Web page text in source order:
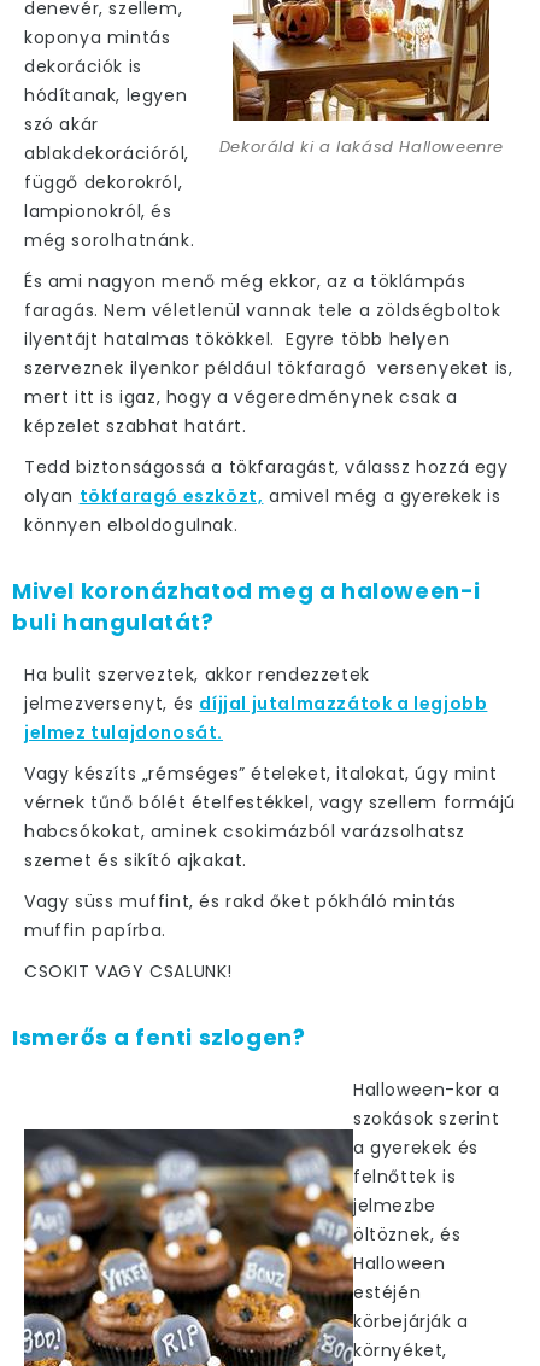
Dekoráld ki a lakásd Halloweenre
denevér, szellem,
koponya mintás
dekorációk is
hódítanak, legyen
szó akár
ablakdekorációról,
függő dekorokról,
lampionokról, és
még sorolhatnánk.
És ami nagyon menő még ekkor, az a töklámpás
faragás. Nem véletlenül vannak tele a zöldségboltok
ilyentájt hatalmas tökökkel. Egyre több helyen
szerveznek ilyenkor például tökfaragó versenyeket is,
mert itt is igaz, hogy a végeredménynek csak a
képzelet szabhat határt.
Tedd biztonságossá a tökfaragást, válassz hozzá egy
olyan tökfaragó eszközt, amivel még a gyerekek is
könnyen elboldogulnak.
Mivel koronázhatod meg a haloween-i
buli hangulatát?
Ha bulit szerveztek, akkor rendezzetek
jelmezversenyt, és díjjal jutalmazzátok a legjobb
jelmez tulajdonosát.
Vagy készíts „rémséges” ételeket, italokat, úgy mint
vérnek tűnő bólét ételfestékkel, vagy szellem formájú
habcsókokat, aminek csokimázból varázsolhatsz
szemet és sikító ajkakat.
Vagy süss muffint, és rakd őket pókháló mintás
muffin papírba.
CSOKIT VAGY CSALUNK!
Ismerős a fenti szlogen?
Halloween-kor a
szokások szerint
a gyerekek és
felnőttek is
jelmezbe
öltöznek, és
Halloween
estéjén
körbejárják a
környéket,